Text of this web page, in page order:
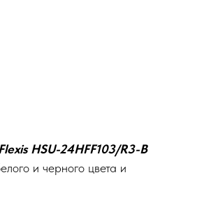
HSU-24HFF103/R3-B
и черного цвета и